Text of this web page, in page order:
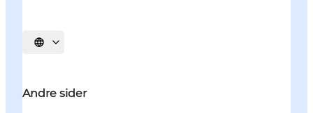
Vælg sprog
Andre sider